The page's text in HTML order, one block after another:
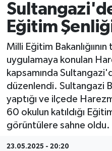
Eğitim
Milli Eğitim
uygulamaya konulan
kapsamında
düzenlendi. Sultangazi
yaptığı ve ilçede
60 okulun katıldığı
görüntülere sahne oldu.
23.05.2025 - 20:20
DÜNYA
MAGAZİN
KÜLTÜR SANAT
SAĞLIK
BİLİM VE TEKNOLOJİ
Süper Lig Puan
Son Dakika Haberleri
Haber Arşivi